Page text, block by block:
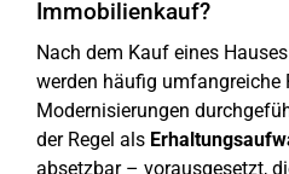
Immobilienkauf?
Nach dem Kauf eines
werden häufig umfangreiche
Modernisierungen
der Regel als
absetzbar – vorausgesetzt,